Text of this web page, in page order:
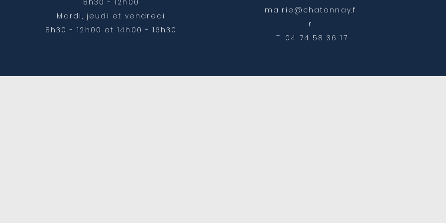
8h30 - 12h00
Mardi, jeudi et vendredi
8h30 - 12h00 et 14h00 - 16h30
mairie@chatonnay.f
r
T: 04 74 58 36 17